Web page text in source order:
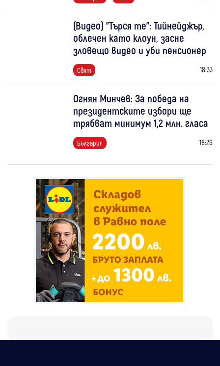
(Видео) "Търся те": Тийнейджър,
облечен като клоун, засне
зловещо видео и уби пенсионер
Свят 18:33
Огнян Минчев: За победа на
президентските избори ще
трябват минимум 1,2 млн. гласа
България 18:26